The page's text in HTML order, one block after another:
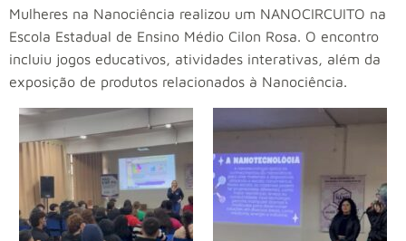
Mulheres na Nanociência realizou um NANOCIRCUITO na
Escola Estadual de Ensino Médio Cilon Rosa. O encontro
incluiu jogos educativos, atividades interativas, além da
exposição de produtos relacionados à Nanociência.